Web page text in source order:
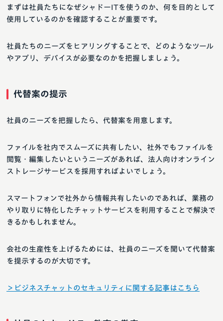
まずは社員たちになぜシャドーITを使うのか、何を目的として
使用しているのかを確認することが重要です。
社員たちのニーズをヒアリングすることで、どのようなツール
やアプリ、デバイスが必要なのかを把握しましょう。
代替案の提示
社員のニーズを把握したら、代替案を用意します。
ファイルを社内でスムーズに共有したい、社外でもファイルを
閲覧・編集したいというニーズがあれば、法人向けオンライン
ストレージサービスを採用すればよいでしょう。
スマートフォンで社外から情報共有したいのであれば、業務の
やり取りに特化したチャットサービスを利用することで解決で
きるかもしれません。
会社の生産性を上げるためには、社員のニーズを聞いて代替案
を提示するのが大切です。
＞ビジネスチャットのセキュリティに関する記事はこちら